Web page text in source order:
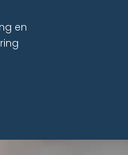
en